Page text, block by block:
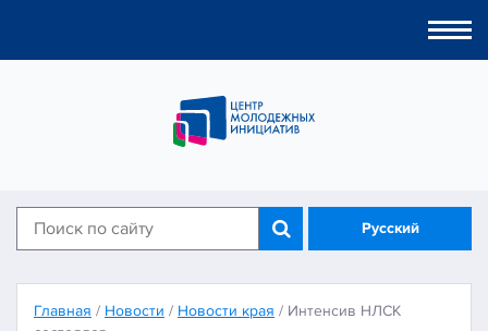
Русский
Главная / Новости / Новости края / Интенсив НЛСК